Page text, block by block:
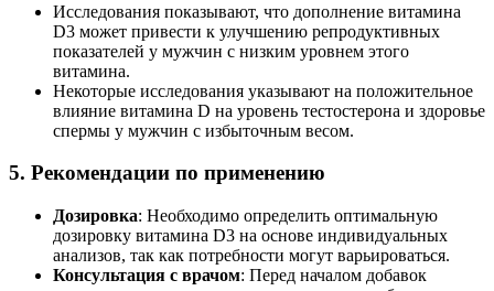
Исследования показывают, что дополнение витамина
D3 может привести к улучшению репродуктивных
показателей у мужчин с низким уровнем этого
витамина.
Некоторые исследования указывают на положительное
влияние витамина D на уровень тестостерона и здоровье
спермы у мужчин с избыточным весом.
5. Рекомендации по применению
Дозировка: Необходимо определить оптимальную
дозировку витамина D3 на основе индивидуальных
анализов, так как потребности могут варьироваться.
Консультация с врачом: Перед началом добавок